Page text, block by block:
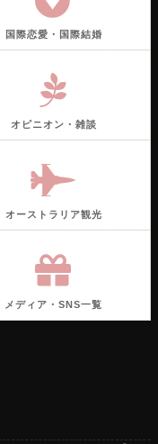
国際恋愛・国際結婚
オピニオン・雑談
オーストラリア観光
メディア・SNS一覧